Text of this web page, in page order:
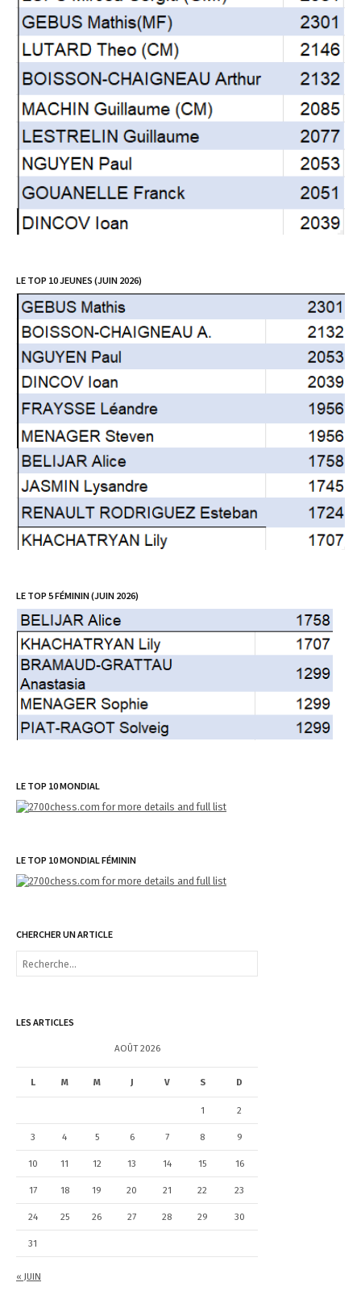
LE TOP 10 JEUNES (JUIN 2026)
LE TOP 5 FÉMININ (JUIN 2026)
LE TOP 10 MONDIAL
LE TOP 10 MONDIAL FÉMININ
CHERCHER UN ARTICLE
R
r
e
LES ARTICLES
AOÛT 2026
L M M J V S D
« JUIN
1 2
3 4 5 6 7 8 9
10 11 12 13 14 15 16
17 18 19 20 21 22 23
24 25 26 27 28 29 30
31